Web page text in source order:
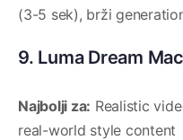
(3-5 sek), brži
9. Luma Dream
Najbolji za: Realistic
real-world style content